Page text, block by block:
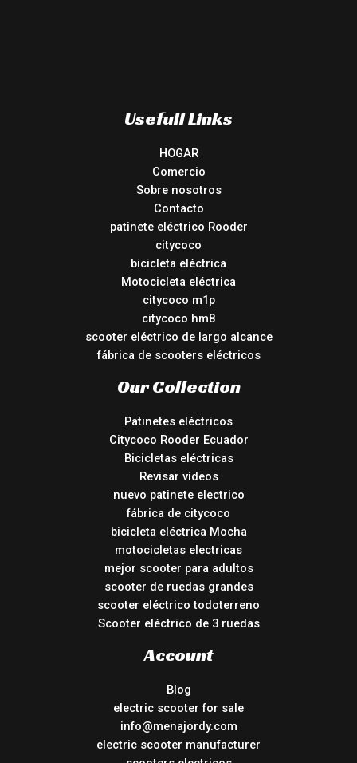
Usefull Links
HOGAR
Comercio
Sobre nosotros
Contacto
patinete eléctrico Rooder
citycoco
bicicleta eléctrica
Motocicleta eléctrica
citycoco m1p
citycoco hm8
scooter eléctrico de largo alcance
fábrica de scooters eléctricos
Our Collection
Patinetes eléctricos
Citycoco Rooder Ecuador
Bicicletas eléctricas
Revisar vídeos
nuevo patinete electrico
fábrica de citycoco
bicicleta eléctrica Mocha
motocicletas electricas
mejor scooter para adultos
scooter de ruedas grandes
scooter eléctrico todoterreno
Scooter eléctrico de 3 ruedas
Account
Blog
electric scooter for sale
info@menajordy.com
electric scooter manufacturer